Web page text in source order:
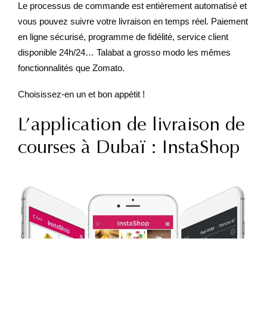
Le processus de commande est entièrement automatisé et
vous pouvez suivre votre livraison en temps réel. Paiement
en ligne sécurisé, programme de fidélité, service client
disponible 24h/24… Talabat a grosso modo les mêmes
fonctionnalités que Zomato.
Choisissez-en un et bon appétit !
L’application de livraison de
courses à Dubaï : InstaShop